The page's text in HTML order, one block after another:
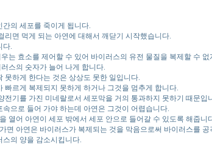
의 세포를 죽이게 됩니다.
리면 먹게 되는 아연에 대해서 깨닫기 시작했습니다.
.
는 효소를 제어할 수 있어 바이러스의 유전 물질을 복제할 수 없
스의 숫자가 늘어 나게 합니다.
못하게 한다는 것은 상상도 못한 일입니다.
빠르게 복제되지 못하게 하거나 그것을 멈추게 합니다.
전기를 가진 미네랄로서 세포막을 거의 통과하지 못하기 때문입
으로 들어 가야 하는데 아연은 그것이 어렵습니다.
열어 아연이 세포 밖에서 세포 안으로 들어갈 수 있도록 해줍니
면 아연은 바이러스가 복제되는 것을 막음으로써 바이러스를 공
의 양을 감소시킵니다.